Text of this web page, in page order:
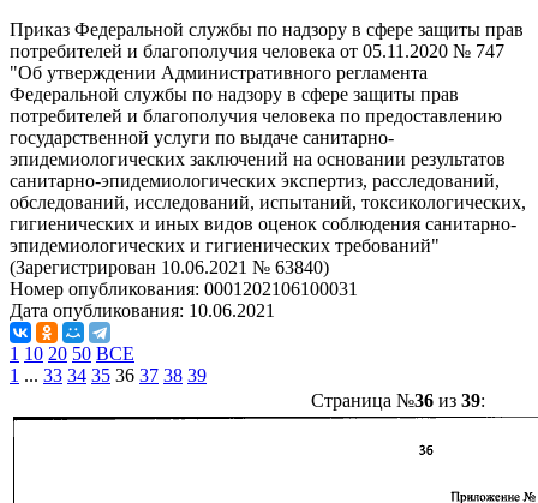
Приказ Федеральной службы по надзору в сфере защиты прав
потребителей и благополучия человека от 05.11.2020 № 747
"Об утверждении Административного регламента
Федеральной службы по надзору в сфере защиты прав
потребителей и благополучия человека по предоставлению
государственной услуги по выдаче санитарно-
эпидемиологических заключений на основании результатов
санитарно-эпидемиологических экспертиз, расследований,
обследований, исследований, испытаний, токсикологических,
гигиенических и иных видов оценок соблюдения санитарно-
эпидемиологических и гигиенических требований"
(Зарегистрирован 10.06.2021 № 63840)
Номер опубликования: 0001202106100031
Дата опубликования: 10.06.2021
1 10 20 50 ВСЕ
1 ... 33 34 35 36 37 38 39
Страница №36из 39: